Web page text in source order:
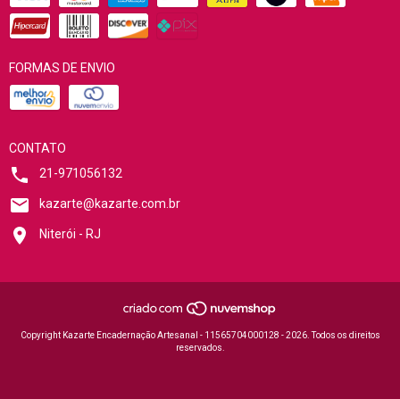
FORMAS DE ENVIO
CONTATO
21-971056132
kazarte@kazarte.com.br
Niterói - RJ
Copyright Kazarte Encadernação Artesanal - 11565704000128 - 2026. Todos os direitos
reservados.